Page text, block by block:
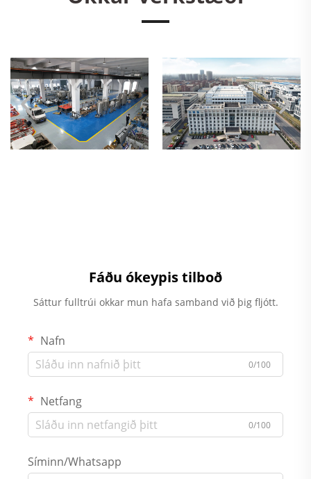
Fáðu ókeypis tilboð
Sáttur fulltrúi okkar mun hafa samband við þig fljótt.
Nafn
0/100
Netfang
0/100
Síminn/Whatsapp